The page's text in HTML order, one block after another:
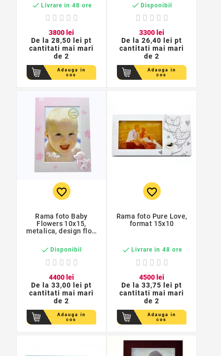
 Livrare in 48 ore
3800 lei
De la28,50 lei pt
cantitati mai mari
de 2
Adauga in
cos
 Disponibil
3300 lei
De la26,40 lei pt
cantitati mai mari
de 2
Adauga in
cos
favorite_border
Rama foto Baby
Flowers 10x15,
metalica, design flori
 Disponibil
4400 lei
De la33,00 lei pt
cantitati mai mari
de 2
Adauga in
cos
favorite_border
Rama foto Pure Love,
format 15x10
 Livrare in 48 ore
4500 lei
De la33,75 lei pt
cantitati mai mari
de 2
Adauga in
cos